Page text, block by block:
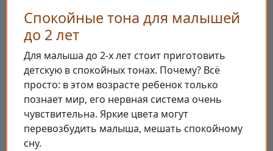
Спокойные тона для малышей
до 2 лет
Для малыша до 2-х лет стоит приготовить
детскую в спокойных тонах. Почему? Всё
просто: в этом возрасте ребенок только
познает мир, его нервная система очень
чувствительна. Яркие цвета могут
перевозбудить малыша, мешать спокойному
сну.